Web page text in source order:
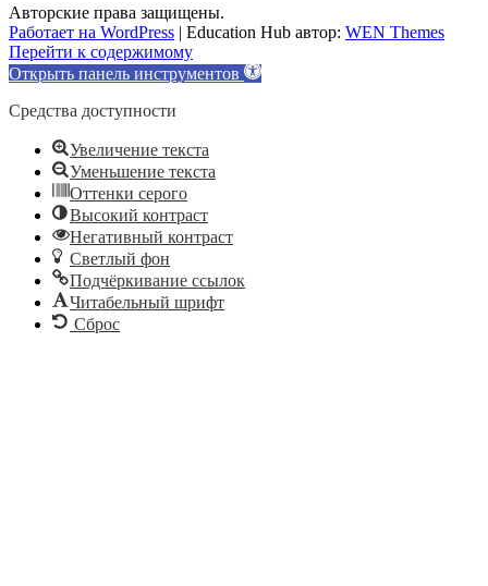
Авторские права защищены.
Работает на WordPress | Education Hub автор: WEN Themes
Перейти к содержимому
Открыть панель инструментов
Средства доступности
Увеличение текста
Уменьшение текста
Оттенки серого
Высокий контраст
Негативный контраст
Светлый фон
Подчёркивание ссылок
Читабельный шрифт
Сброс